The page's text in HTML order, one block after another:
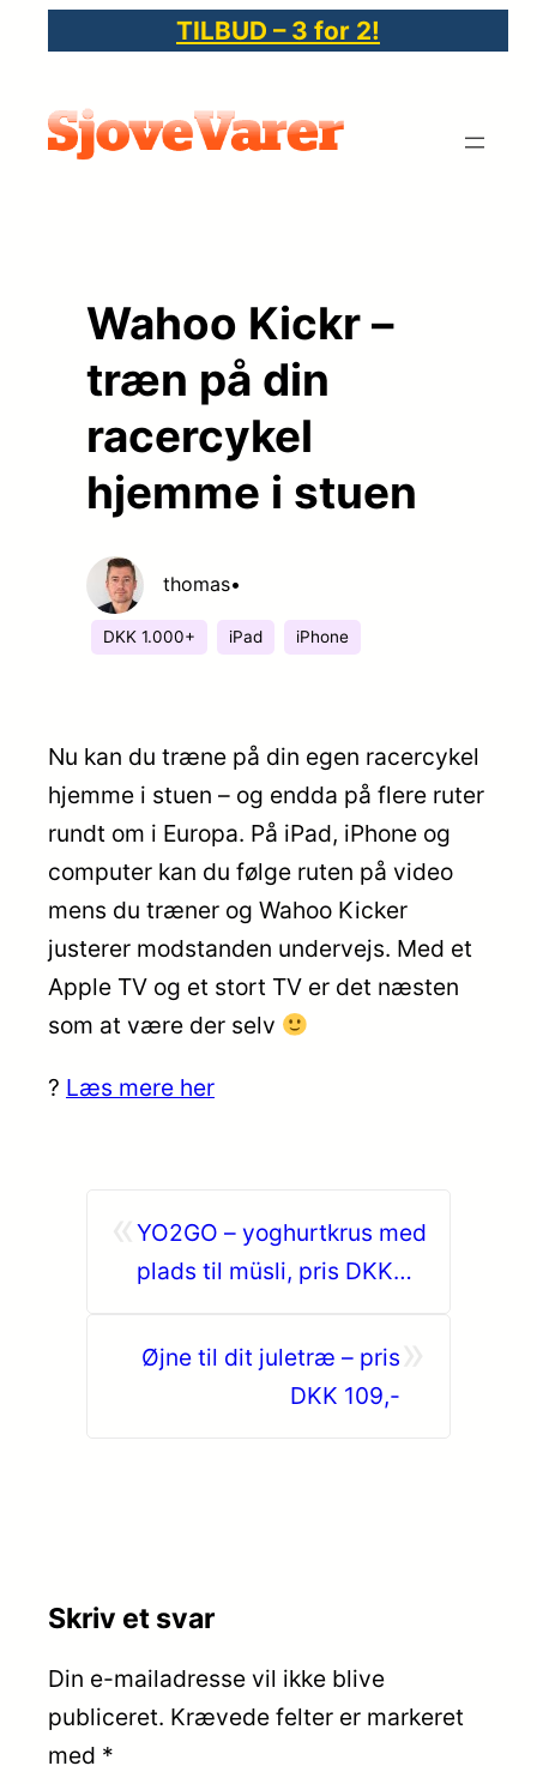
indhold
TILBUD – 3 for 2!
Wahoo Kickr –
træn på din
racercykel
hjemme i stuen
thomas•
DKK 1.000+ iPad iPhone
Nu kan du træne på din egen racercykel
hjemme i stuen – og endda på flere ruter
rundt om i Europa. På iPad, iPhone og
computer kan du følge ruten på video
mens du træner og Wahoo Kicker
justerer modstanden undervejs. Med et
Apple TV og et stort TV er det næsten
som at være der selv
? Læs mere her
YO2GO – yoghurtkrus med
plads til müsli, pris DKK
Øjne til dit juletræ – pris
DKK 109,-
Skriv et svar
Din e-mailadresse vil ikke blive
publiceret. Krævede felter er markeret
med *